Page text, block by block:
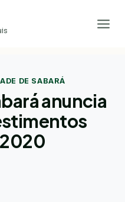
DE SABARÁ
anuncia